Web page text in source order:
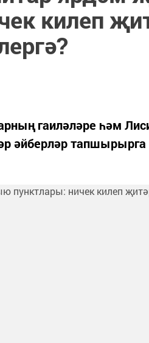
килеп
гаиләләре һәм
әйберләр